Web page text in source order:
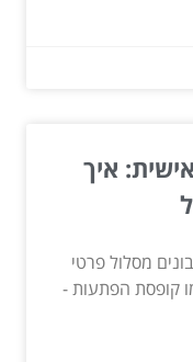
איך
מסלול פרטי
קופסת הפתעות -